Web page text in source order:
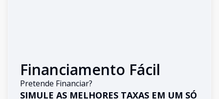
Financiamento Fácil
Pretende Financiar?
SIMULE AS MELHORES TAXAS EM UM SÓ